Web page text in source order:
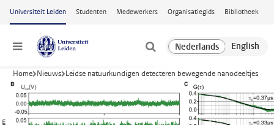
Ga naar hoofdinhoud
Universiteit Leiden Studenten Medewerkers Organisatiegids Bibliotheek
Menu
Home Nieuws Leidse natuurkundigen detecteren bewegende nanodeeltjes